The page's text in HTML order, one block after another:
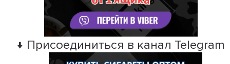
↓ Присоединиться в канал Telegram